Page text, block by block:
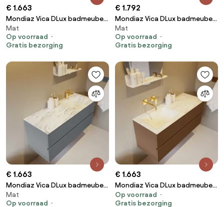
€ 1.663
Mondiaz Vica DLux badmeubel
120cm rust 2 lades met
wastafel opalo rechts 1
kraangat
Mat
Op voorraad
Gratis bezorging
€ 1.792
Mondiaz Vica DLux badmeubel
120cm rust 4 lades met
wastafel opalo rechts zonder
kraangat
Mat
Op voorraad
Gratis bezorging
€ 1.663
Mondiaz Vica DLux badmeubel
120cm plata 2 lades met
wastafel glace rechts 1
Mat
Op voorraad
€ 1.663
Mondiaz Vica DLux badmeubel
120cm rust 2 lades met
wastafel ostra links zonder
Op voorraad
Gratis bezorging